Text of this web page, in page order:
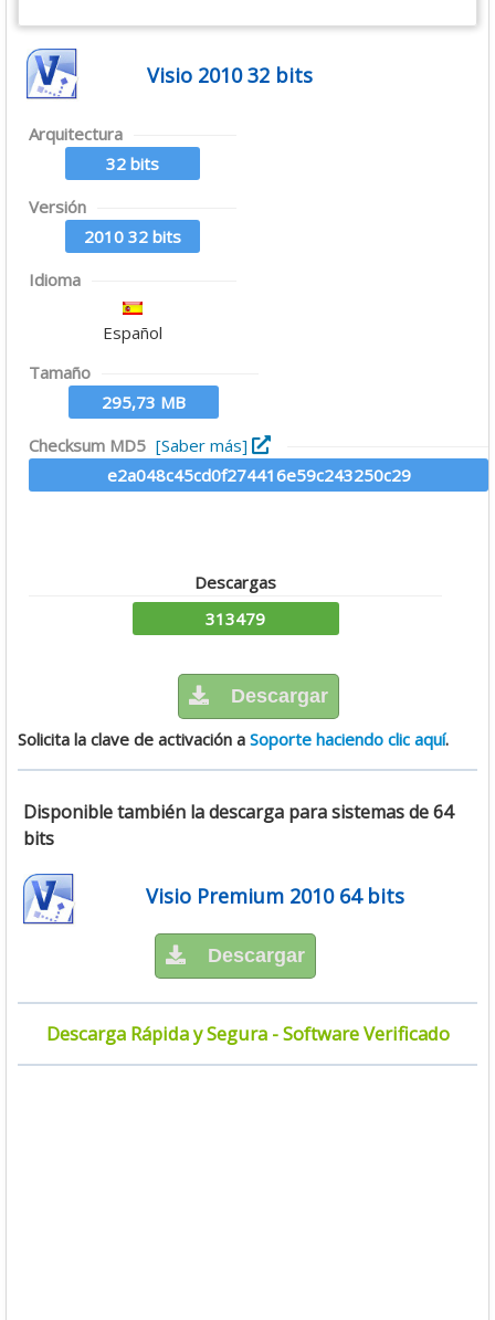
Visio 2010 32 bits
Arquitectura
32 bits
Versión
2010 32 bits
Idioma
Español
Tamaño
295,73 MB
Checksum MD5 [Saber más]
e2a048c45cd0f274416e59c243250c29
Descargas
313479
Descargar
Solicita la clave de activación a Soporte haciendo clic aquí.
Disponible también la descarga para sistemas de 64
bits
Visio Premium 2010 64 bits
Descargar
Descarga Rápida y Segura - Software Verificado